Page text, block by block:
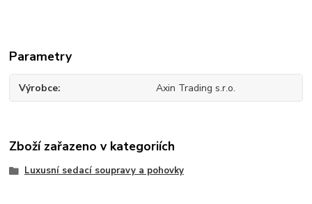
Parametry
Výrobce Axin Trading s.r.o.
Zboží zařazeno v kategoriích
Luxusní sedací soupravy a pohovky